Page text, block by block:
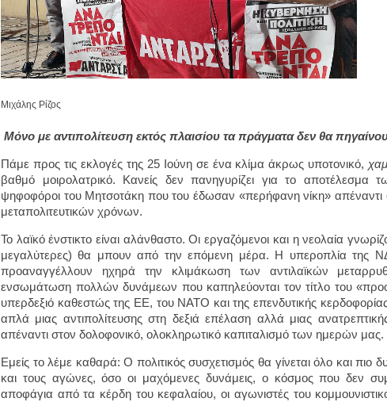
Μιχάλης Ρίζος
Μόνο με αντιπολίτευση εκτός πλαισίου τα πράγματα δεν θα
Πάμε προς τις εκλογές της 25 Ιούνη σε ένα κλίμα άκρως υποτονικό,
βαθμό μοιρολατρικό. Κανείς δεν πανηγυρίζει για το αποτέλεσμα
ψηφοφόροι του Μητσοτάκη που του έδωσαν «περήφανη νίκη» απέναντι
μεταπολιτευτικών χρόνων.
Το λαϊκό ένστικτο είναι αλάνθαστο. Οι εργαζόμενοι και η νεολαία
μεγαλύτερες) θα μπουν από την επόμενη μέρα. Η υπεροπλία της
προαναγγέλλουν ηχηρά την κλιμάκωση των αντιλαϊκών
ενσωμάτωση πολλών δυνάμεων που καπηλεύονται τον τίτλο του
υπερδεξιό καθεστώς της ΕΕ, του ΝΑΤΟ και της επενδυτικής
απλά μιας αντιπολίτευσης στη δεξιά επέλαση αλλά μιας
απέναντι στον δολοφονικό, ολοκληρωτικό καπιταλισμό των ημερών μας.
Εμείς το λέμε καθαρά: Ο πολιτικός συσχετισμός θα γίνεται όλο και πιο
και τους αγώνες, όσο οι μαχόμενες δυνάμεις, ο κόσμος που δεν
αποφάγια από τα κέρδη του κεφαλαίου, οι αγωνιστές του